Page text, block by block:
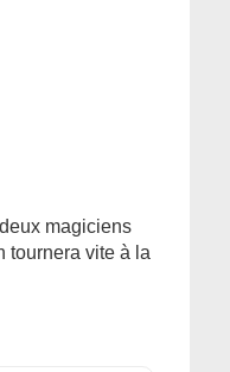
magiciens
tournera vite à la